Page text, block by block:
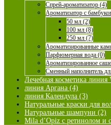
Спрей-ароматизатор (4)
Ароматизатор с
50 мл (2)
100 мл (8)
250 мл (7)
Ароматизированные
Парфюмерная вода (0)
Ароматизированное
Сменный наполнитель
Лечебная косметика линия
линия Аргана (4)
линия Календула (3)
Натуральные краски для
Натуральные шампуни (2)
Mila d’Opiz с ретинолом и